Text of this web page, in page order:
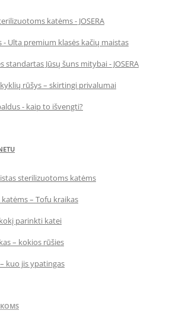
katėms - JOSERA
- Ulta premium klasės kačių maistas
standartas Jūsų šuns mitybai - JOSERA
rūšys – skirtingi privalumai
- kaip to išvengti?
sterilizuotoms katėms
– Tofu kraikas
parinkti katei
– kokios rūšies
kuo jis ypatingas